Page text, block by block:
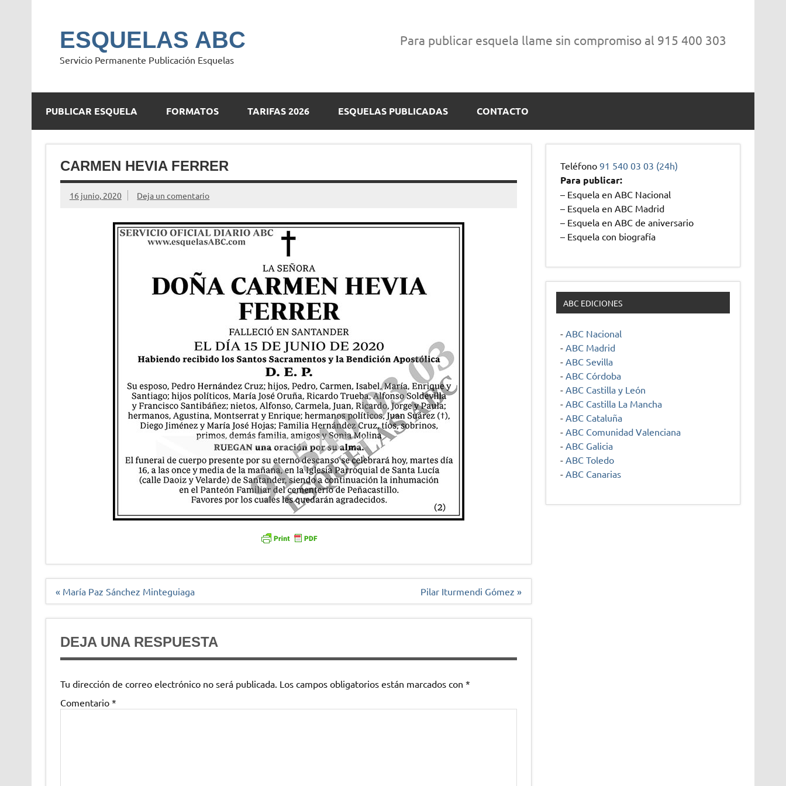
ESQUELAS ABC
Servicio Permanente Publicación Esquelas
Para publicar esquela llame sin compromiso al 915 400 303
PUBLICAR ESQUELA FORMATOS TARIFAS 2026 ESQUELAS PUBLICADAS CONTACTO
CARMEN HEVIA FERRER
16 junio, 2020 Deja un comentario
Navegación
« María Paz Sánchez Minteguiaga Pilar Iturmendi Gómez »
DEJA UNA RESPUESTA
Tu dirección de correo electrónico no será publicada. Los campos obligatorios están marcados con *
Comentario *
Teléfono91 540 03 03 (24h)
Para publicar:
– Esquela en ABC Nacional
– Esquela en ABC Madrid
– Esquela en ABC de aniversario
– Esquela con biografía
ABC EDICIONES
- ABC Nacional
- ABC Madrid
- ABC Sevilla
- ABC Córdoba
- ABC Castilla y León
- ABC Castilla La Mancha
- ABC Cataluña
- ABC Comunidad Valenciana
- ABC Galicia
- ABC Toledo
- ABC Canarias